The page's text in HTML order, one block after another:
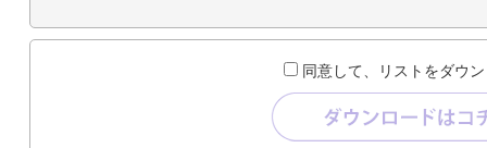
同意して、リストをダウ